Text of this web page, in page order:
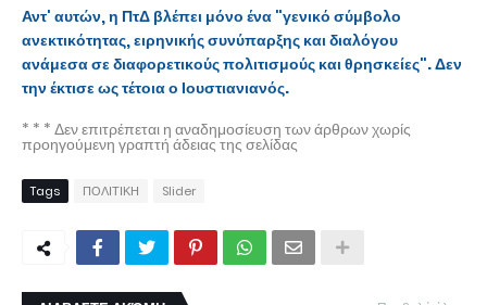
Αντ' αυτών, η ΠτΔ βλέπει μόνο ένα "γενικό σύμβολο
ανεκτικότητας, ειρηνικής συνύπαρξης και διαλόγου
ανάμεσα σε διαφορετικούς πολιτισμούς και θρησκείες". Δεν
την έκτισε ως τέτοια ο Ιουστιανιανός.
* * * Δεν επιτρέπεται η αναδημοσίευση των άρθρων χωρίς
προηγούμενη γραπτή άδειας της σελίδας
Tags ΠΟΛΙΤΙΚΗ Slider